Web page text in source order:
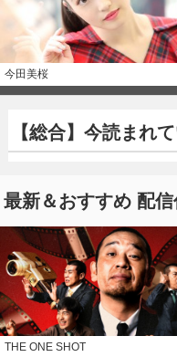
今田美桜
【総合】今読まれ
最新＆おすすめ 配
THE ONE SHOT